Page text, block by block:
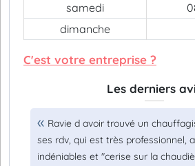
samedi
dimanche
C'est votre entreprise ?
Les derniers
Ravie d avoir trouvé un
ses rdv, qui est très professionnel,
indéniables et "cerise sur la